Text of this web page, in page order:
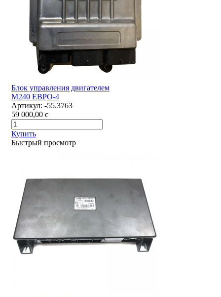
Блок управления двигателем
М240 ЕВРО-4
Артикул: -55.3763
59 000,00 c
Купить
Быстрый просмотр